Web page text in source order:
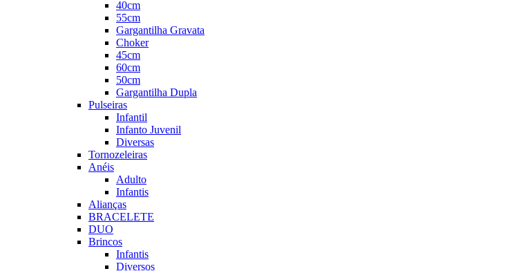
40cm
55cm
Gargantilha Gravata
Choker
45cm
60cm
50cm
Gargantilha Dupla
Pulseiras
Infantil
Infanto Juvenil
Diversas
Tornozeleiras
Anéis
Adulto
Infantis
Alianças
BRACELETE
DUO
Brincos
Infantis
Diversos